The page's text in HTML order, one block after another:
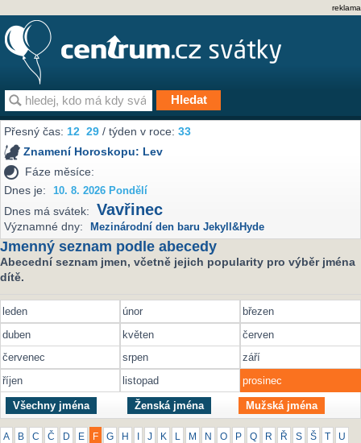
reklama
Přesný čas:12 29 / týden v roce:33
Znamení Horoskopu: Lev
Fáze měsíce:
Dnes je:
10. 8. 2026 Pondělí
Dnes má svátek: Vavřinec
Významné dny: Mezinárodní den baru Jekyll&Hyde
Jmenný seznam podle abecedy
Abecední seznam jmen, včetně jejich popularity pro výběr jména
dítě.
leden únor
březen
duben
květen
červen
červenec
srpen
září
říjen
listopad prosinec
Všechny jména Ženská jména Mužská jména
A B C Č D E F G H J K M N O P Q R Ř S Š U